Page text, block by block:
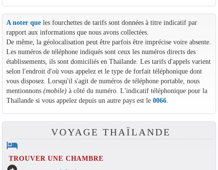
A noter queles fourchettes de tarifs sont données à titre indicatif par
rapport aux informations que nous avons collectées.
De même, la géolocalisation peut être parfois être imprécise voire absente.
Les numéros de téléphone indiqués sont ceux les numéros directs des
établissements, ils sont domiciliés en Thaïlande. Les tarifs d'appels varient
selon l'endroit d'où vous appelez et le type de forfait téléphonique dont
vous disposez. Lorsqu'il s'agit de numéros de téléphone portable, nous
mentionnons (mobile)à côté du numéro. L'indicatif téléphonique pour la
Thaïlande si vous appelez depuis un autre pays est le 0066.
VOYAGE THAÏLANDE
hotel
TROUVER UNE CHAMBRE